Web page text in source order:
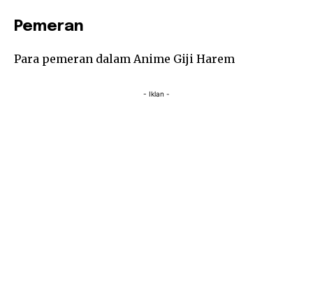
Pemeran
Para pemeran dalam Anime Giji Harem
- Iklan -